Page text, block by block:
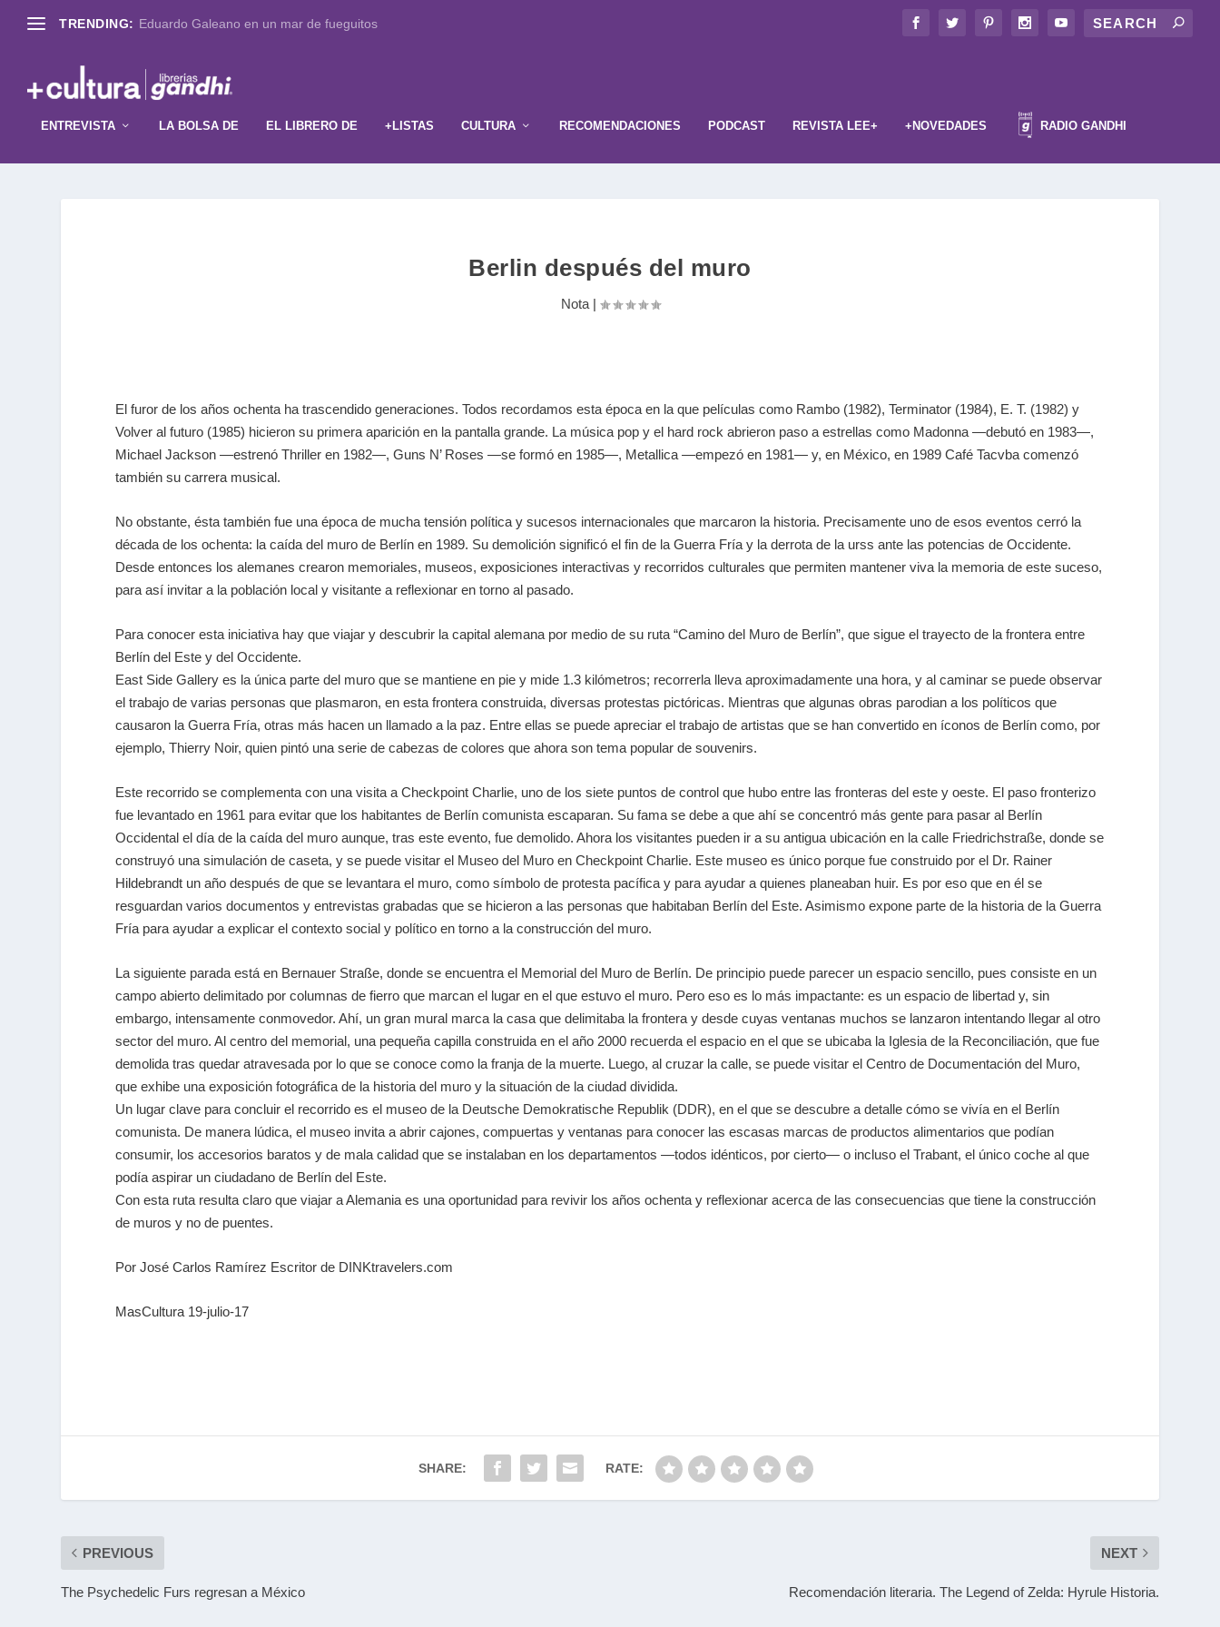
TRENDING: Eduardo Galeano en un mar de fueguitos
ENTREVISTA LA BOLSA DE EL LIBRERO DE +LISTAS CULTURA RECOMENDACIONES PODCAST REVISTA LEE+ +NOVEDADES RADIO GANDHI
Berlin después del muro
Nota|
El furor de los años ochenta ha trascendido generaciones. Todos recordamos esta época en la que películas como Rambo (1982), Terminator (1984), E. T. (1982) y
Volver al futuro (1985) hicieron su primera aparición en la pantalla grande. La música pop y el hard rock abrieron paso a estrellas como Madonna —debutó en 1983—,
Michael Jackson —estrenó Thriller en 1982—, Guns N’ Roses —se formó en 1985—, Metallica —empezó en 1981— y, en México, en 1989 Café Tacvba comenzó
también su carrera musical.
No obstante, ésta también fue una época de mucha tensión política y sucesos internacionales que marcaron la historia. Precisamente uno de esos eventos cerró la
década de los ochenta: la caída del muro de Berlín en 1989. Su demolición significó el fin de la Guerra Fría y la derrota de la urss ante las potencias de Occidente.
Desde entonces los alemanes crearon memoriales, museos, exposiciones interactivas y recorridos culturales que permiten mantener viva la memoria de este suceso,
para así invitar a la población local y visitante a reflexionar en torno al pasado.
Para conocer esta iniciativa hay que viajar y descubrir la capital alemana por medio de su ruta “Camino del Muro de Berlín”, que sigue el trayecto de la frontera entre
Berlín del Este y del Occidente.
East Side Gallery es la única parte del muro que se mantiene en pie y mide 1.3 kilómetros; recorrerla lleva aproximadamente una hora, y al caminar se puede observar
el trabajo de varias personas que plasmaron, en esta frontera construida, diversas protestas pictóricas. Mientras que algunas obras parodian a los políticos que
causaron la Guerra Fría, otras más hacen un llamado a la paz. Entre ellas se puede apreciar el trabajo de artistas que se han convertido en íconos de Berlín como, por
ejemplo, Thierry Noir, quien pintó una serie de cabezas de colores que ahora son tema popular de souvenirs.
Este recorrido se complementa con una visita a Checkpoint Charlie, uno de los siete puntos de control que hubo entre las fronteras del este y oeste. El paso fronterizo
fue levantado en 1961 para evitar que los habitantes de Berlín comunista escaparan. Su fama se debe a que ahí se concentró más gente para pasar al Berlín
Occidental el día de la caída del muro aunque, tras este evento, fue demolido. Ahora los visitantes pueden ir a su antigua ubicación en la calle Friedrichstraße, donde se
construyó una simulación de caseta, y se puede visitar el Museo del Muro en Checkpoint Charlie. Este museo es único porque fue construido por el Dr. Rainer
Hildebrandt un año después de que se levantara el muro, como símbolo de protesta pacífica y para ayudar a quienes planeaban huir. Es por eso que en él se
resguardan varios documentos y entrevistas grabadas que se hicieron a las personas que habitaban Berlín del Este. Asimismo expone parte de la historia de la Guerra
Fría para ayudar a explicar el contexto social y político en torno a la construcción del muro.
La siguiente parada está en Bernauer Straße, donde se encuentra el Memorial del Muro de Berlín. De principio puede parecer un espacio sencillo, pues consiste en un
campo abierto delimitado por columnas de fierro que marcan el lugar en el que estuvo el muro. Pero eso es lo más impactante: es un espacio de libertad y, sin
embargo, intensamente conmovedor. Ahí, un gran mural marca la casa que delimitaba la frontera y desde cuyas ventanas muchos se lanzaron intentando llegar al otro
sector del muro. Al centro del memorial, una pequeña capilla construida en el año 2000 recuerda el espacio en el que se ubicaba la Iglesia de la Reconciliación, que fue
demolida tras quedar atravesada por lo que se conoce como la franja de la muerte. Luego, al cruzar la calle, se puede visitar el Centro de Documentación del Muro,
que exhibe una exposición fotográfica de la historia del muro y la situación de la ciudad dividida.
Un lugar clave para concluir el recorrido es el museo de la Deutsche Demokratische Republik (DDR), en el que se descubre a detalle cómo se vivía en el Berlín
comunista. De manera lúdica, el museo invita a abrir cajones, compuertas y ventanas para conocer las escasas marcas de productos alimentarios que podían
consumir, los accesorios baratos y de mala calidad que se instalaban en los departamentos —todos idénticos, por cierto— o incluso el Trabant, el único coche al que
podía aspirar un ciudadano de Berlín del Este.
Con esta ruta resulta claro que viajar a Alemania es una oportunidad para revivir los años ochenta y reflexionar acerca de las consecuencias que tiene la construcción
de muros y no de puentes.
Por José Carlos Ramírez Escritor de DINKtravelers.com
MasCultura 19-julio-17
SHARE: RATE:
PREVIOUS
The Psychedelic Furs regresan a México
NEXT
Recomendación literaria. The Legend of Zelda: Hyrule Historia.